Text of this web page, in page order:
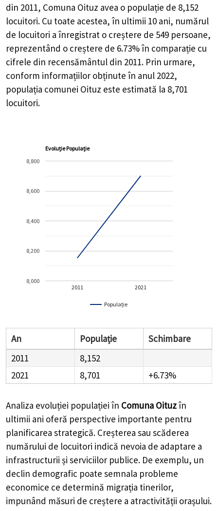
din 2011, Comuna Oituz avea o populație de 8,152
locuitori. Cu toate acestea, în ultimii 10 ani, numărul
de locuitori a înregistrat o creștere de 549 persoane,
reprezentând o creștere de 6.73%în comparație cu
cifrele din recensământul din 2011. Prin urmare,
conform informațiilor obținute în anul 2022,
populația comunei Oituz este estimată la 8,701
locuitori.
Evoluție Populație
Populație
2011 2021
8,000
8,200
8,400
8,600
8,800
An Populație
Schimbare
2011
8,152
2021
8,701 +6.73%
Analiza evoluției populației în Comuna Oituzîn
ultimii ani oferă perspective importante pentru
planificarea strategică. Creșterea sau scăderea
numărului de locuitori indică nevoia de adaptare a
infrastructurii și serviciilor publice. De exemplu, un
declin demografic poate semnala probleme
economice ce determină migrația tinerilor,
impunând măsuri de creștere a atractivității orașului.